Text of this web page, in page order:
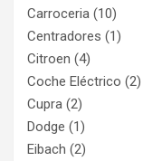
Carroceria (10)
Centradores (1)
Citroen (4)
Coche Eléctrico (2)
Cupra (2)
Dodge (1)
Eibach (2)